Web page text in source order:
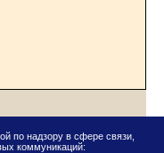
по надзору в сфере связи,
коммуникаций: